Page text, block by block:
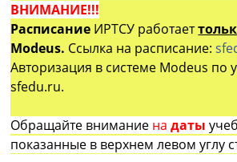
ВНИМАНИЕ!!!
Расписание ИРТСУ работает
Modeus. Ссылка на расписание:
Авторизация в системе Modeus по
sfedu.ru.
Обращайте внимание на даты
показанные в верхнем левом углу